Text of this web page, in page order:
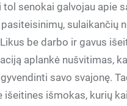
tol senokai galvojau apie
sulaikančių
be darbo ir gavus
aplankė nušvitimas,
savo svajonę.
išeitines išmokas, kurių